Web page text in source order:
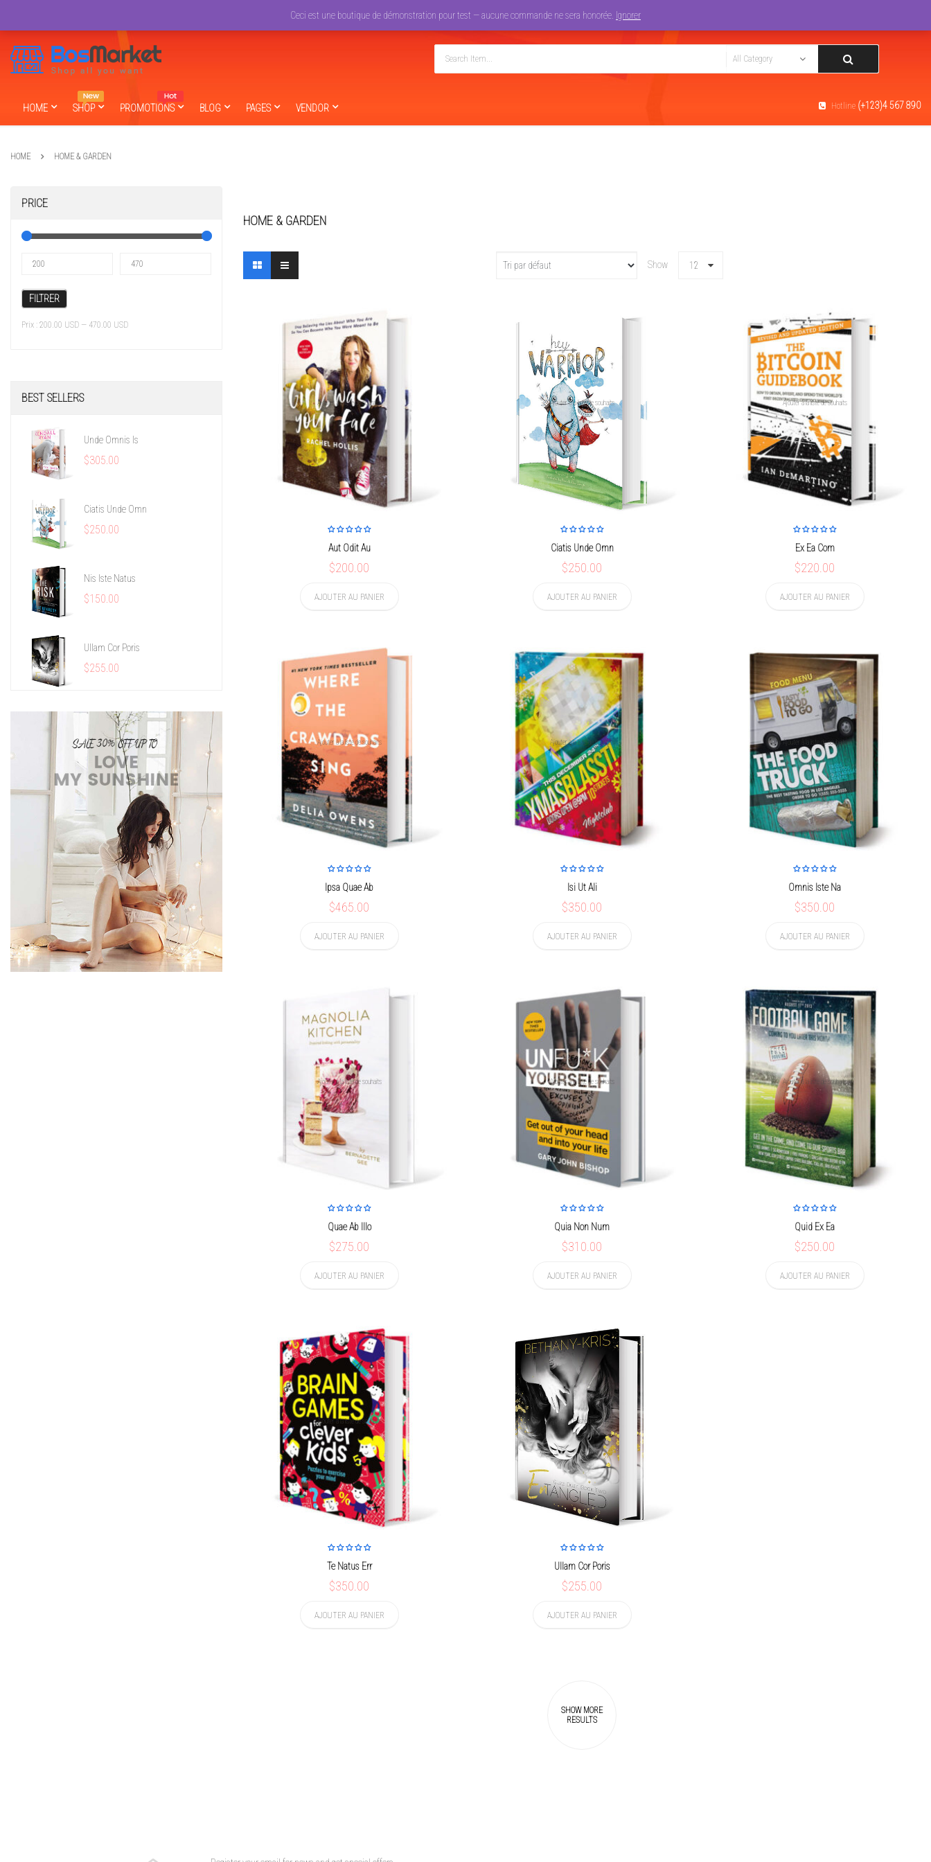
HOME SHOP PROMOTIONS BLOG PAGES VENDOR Hotline (+123)4 567 890
HOME HOME & GARDEN
PRICE
FILTRER
Prix : 200.00 USD — 470.00 USD
BEST SELLERS
Unde Omnis Is
$305.00
Ciatis Unde Omn
$250.00
Nis Iste Natus
$150.00
Ullam Cor Poris
$255.00
HOME & GARDEN
Show 12
Ajouter à la liste de souhaits
Aut Odit Au
$200.00
AJOUTER AU PANIER
Ajouter à la liste de souhaits
Ciatis Unde Omn
$250.00
AJOUTER AU PANIER
Ajouter à la liste de souhaits
Ex Ea Com
$220.00
AJOUTER AU PANIER
Ajouter à la liste de souhaits
Ipsa Quae Ab
$465.00
AJOUTER AU PANIER
Ajouter à la liste de souhaits
Isi Ut Ali
$350.00
AJOUTER AU PANIER
Ajouter à la liste de souhaits
Omnis Iste Na
$350.00
AJOUTER AU PANIER
Ajouter à la liste de souhaits
Quae Ab Illo
$275.00
AJOUTER AU PANIER
Ajouter à la liste de souhaits
Quia Non Num
$310.00
AJOUTER AU PANIER
Ajouter à la liste de souhaits
Quid Ex Ea
$250.00
AJOUTER AU PANIER
Ajouter à la liste de souhaits
Te Natus Err
$350.00
AJOUTER AU PANIER
Ajouter à la liste de souhaits
Ullam Cor Poris
$255.00
AJOUTER AU PANIER
Ceci est une boutique de démonstration pour test — aucune commande ne sera honorée. Ignorer